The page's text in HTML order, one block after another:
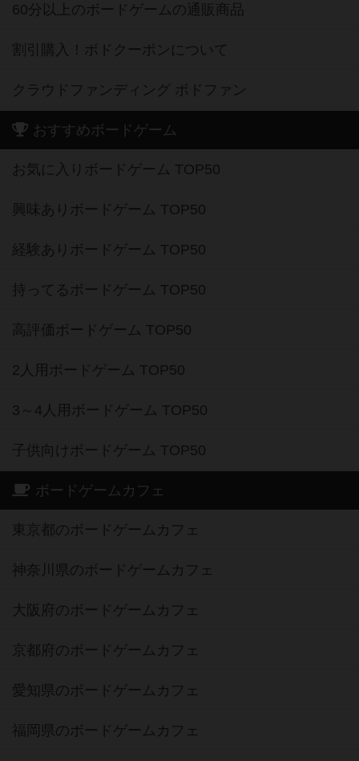
60分以上のボードゲームの通販商品
割引購入！ボドクーポンについて
クラウドファンディング ボドファン
おすすめボードゲーム
お気に入りボードゲーム TOP50
興味ありボードゲーム TOP50
経験ありボードゲーム TOP50
持ってるボードゲーム TOP50
高評価ボードゲーム TOP50
2人用ボードゲーム TOP50
3～4人用ボードゲーム TOP50
子供向けボードゲーム TOP50
ボードゲームカフェ
東京都のボードゲームカフェ
神奈川県のボードゲームカフェ
大阪府のボードゲームカフェ
京都府のボードゲームカフェ
愛知県のボードゲームカフェ
福岡県のボードゲームカフェ